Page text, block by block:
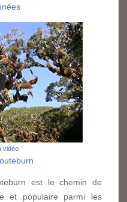
vidéo
est le chemin de
et populaire parmi les